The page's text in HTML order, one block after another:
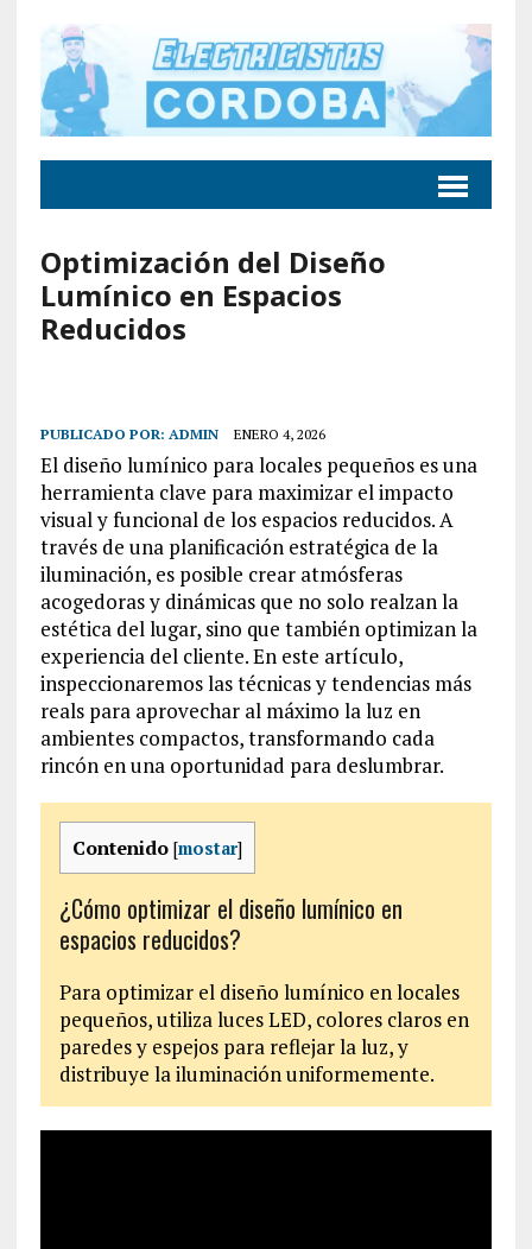
Optimización del Diseño
Lumínico en Espacios
Reducidos
PUBLICADO POR: ADMIN ENERO 4, 2026
El diseño lumínico para locales pequeños es una
herramienta clave para maximizar el impacto
visual y funcional de los espacios reducidos. A
través de una planificación estratégica de la
iluminación, es posible crear atmósferas
acogedoras y dinámicas que no solo realzan la
estética del lugar, sino que también optimizan la
experiencia del cliente. En este artículo,
inspeccionaremos las técnicas y tendencias más
reals para aprovechar al máximo la luz en
ambientes compactos, transformando cada
rincón en una oportunidad para deslumbrar.
Contenido [mostar]
¿Cómo optimizar el diseño lumínico en
espacios reducidos?
Para optimizar el diseño lumínico en locales
pequeños, utiliza luces LED, colores claros en
paredes y espejos para reflejar la luz, y
distribuye la iluminación uniformemente.